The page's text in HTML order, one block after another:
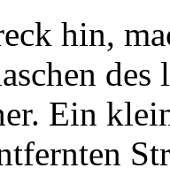
hin,
des
Ein